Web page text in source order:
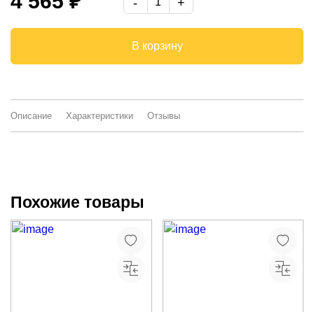
В корзину
Описание Характеристики Отзывы
Похожие товары